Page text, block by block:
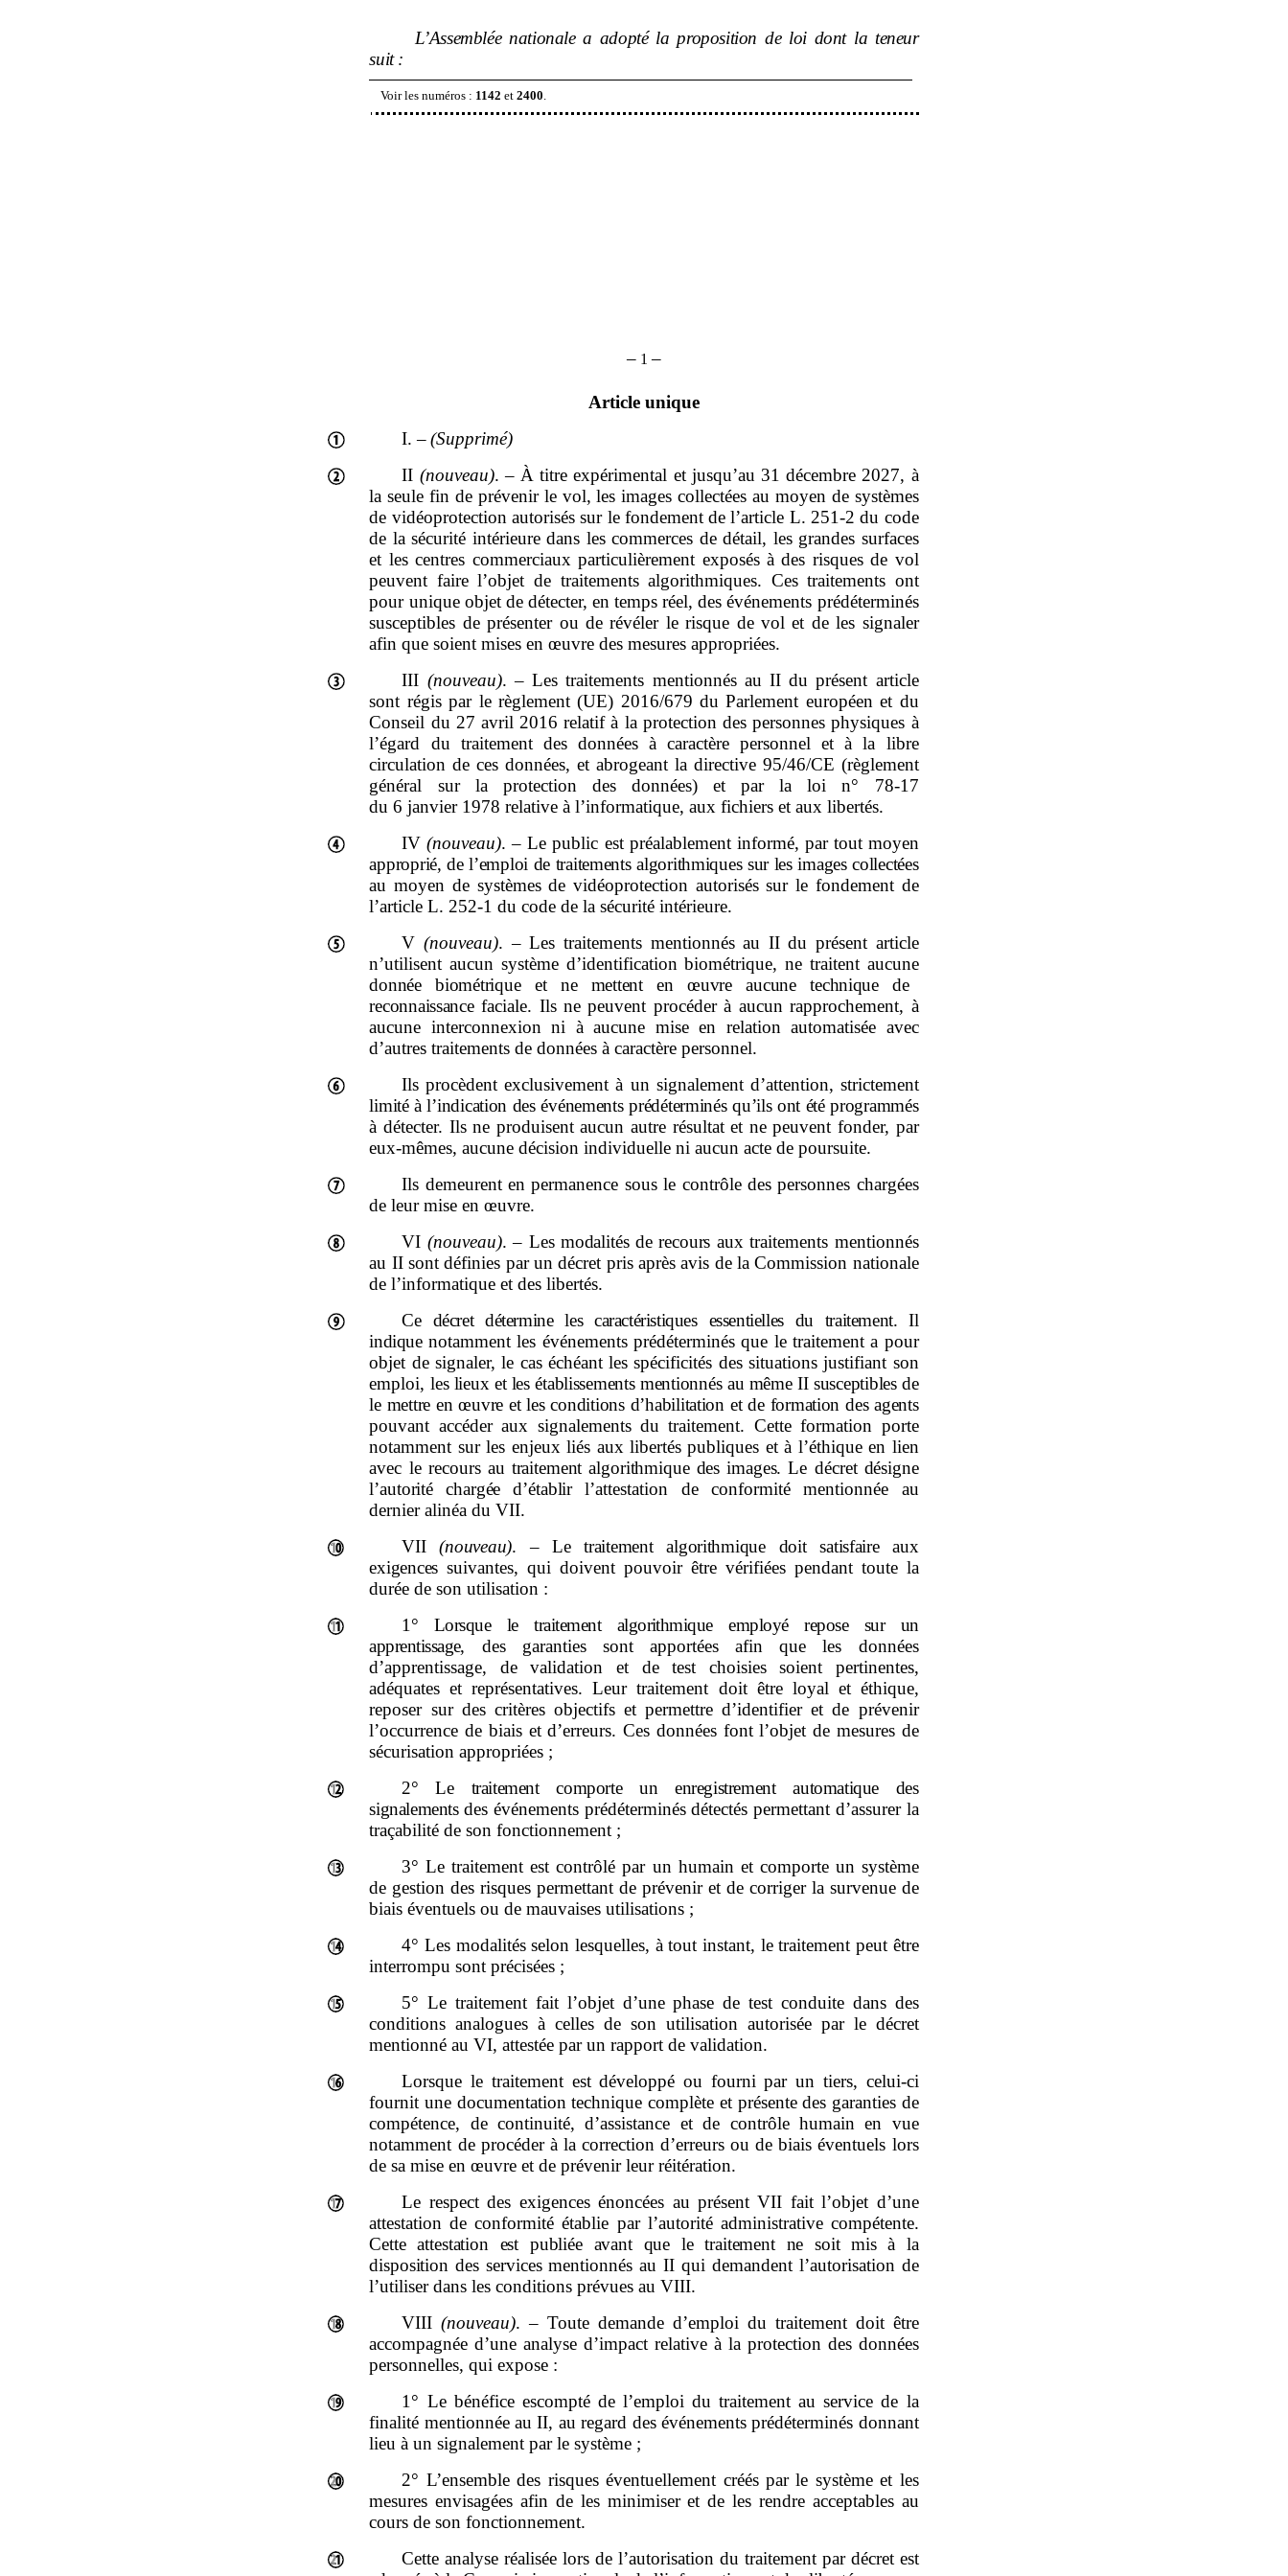
L’Assemblée nationale a adopté la proposition de loi dont la teneur
suit :
Voir les numéros : 1142 et2400
– 1 –
Article unique
I. – (Supprimé)
II (nouveau). – À titre expérimental et jusqu’au 31 décembre 2027, à
la seule fin de prévenir le vol, les images collectées au moyen de systèmes
de vidéoprotection autorisés sur le fondement de l’article L. 251‑2 du code
de la sécurité intérieure dans les commerces de détail, les grandes surfaces
et les centres commerciaux particulièrement exposés à des risques de vol
peuvent faire l’objet de traitements algorithmiques. Ces traitements ont
pour unique objet de détecter, en temps réel, des événements prédéterminés
susceptibles de présenter ou de révéler le risque de vol et de les signaler
afin que soient mises en œuvre des mesures appropriées.
III (nouveau). – Les traitements mentionnés au II du présent article
sont régis par le règlement (UE) 2016/679 du Parlement européen et du
Conseil du 27 avril 2016 relatif à la protection des personnes physiques à
l’égard du traitement des données à caractère personnel et à la libre
circulation de ces données, et abrogeant la directive 95/46/CE (règlement
général sur la protection des données) et par la loi n° 78‑17
du 6 janvier 1978 relative à l’informatique, aux fichiers et aux libertés.
IV(nouveau). – Le public est préalablement informé, par tout moyen
approprié, de l’emploi de traitements algorithmiques sur les images collectées
au moyen de systèmes de vidéoprotection autorisés sur le fondement de
l’article L. 252‑1 du code de la sécurité intérieure.
V(nouveau). – Les traitements mentionnés au II du présent article
n’utilisent aucun système d’identification biométrique, ne traitent aucune
donnée biométrique et ne mettent en œuvre aucune technique de
reconnaissancefaciale. Ils ne peuvent procéder à aucun rapprochement, à
aucune interconnexion ni à aucune mise en relation automatisée avec
d’autres traitements de données à caractère personnel.
Ils procèdent exclusivement à un signalement d’attention, strictement
limité à l’indication des événements prédéterminés qu’ils ont été programmés
à détecter. Ils ne produisent aucun autre résultat et ne peuvent fonder, par
eux‑mêmes, aucune décision individuelle ni aucun acte de poursuite.
Ils demeurent en permanence sous le contrôle des personnes chargées
de leur mise en œuvre.
VI (nouveau). – Les modalités de recours aux traitements mentionnés
au II sont définies par un décret pris après avis de la Commission nationale
de l’informatique et des libertés.
Ce décret détermine les caractéristiques essentielles du traitement. Il
indiquenotamment les événements prédéterminés que le traitement a pour
objet de signaler, le cas échéant les spécificités des situations justifiant son
emploi,les lieux et les établissements mentionnés au même II susceptibles de
le mettre en œuvre et les conditions d’habilitation et de formation des agents
pouvant accéder aux signalements du traitement. Cette formation porte
notamment sur les enjeux liés aux libertés publiques et à l’éthique en lien
avec le recours au traitement algorithmique des images.Le décretdésigne
l’autorité chargée d’établirl’attestation de conformité mentionnée au
dernier alinéa du VII.
VII
(nouveau). –
Le traitement algorithmique doit satisfaire aux
exigences suivantes, qui doivent pouvoir être vérifiées pendant toute la
durée de son utilisation :
1°
Lorsque le traitement algorithmique employé repose sur un
apprentissage, des garanties sont apportées afin que les données
d’apprentissage, de validation et de test choisies soient pertinentes,
adéquates et représentatives. Leur traitement doit être loyal et éthique,
reposer sur des critères objectifs et permettre d’identifier et de prévenir
l’occurrence de biais et d’erreurs. Ces données font l’objet de mesures de
sécurisation appropriées ;
2°
Le traitement comporte un enregistrement automatique des
signalementsdes événements prédéterminés détectés permettant d’assurer la
traçabilité de son fonctionnement ;
3° Le traitement est contrôlé par un humain et comporte un système
de gestion des risques permettant de prévenir et de corriger la survenue de
biais éventuels ou de mauvaises utilisations ;
4° Les modalités selon lesquelles, à tout instant, le traitement peut être
interrompu sont précisées ;
5° Le traitement fait l’objet d’une phase de test conduite dans des
conditions analogues à celles de son utilisation autorisée par le décret
mentionné au VI, attestée par un rapport de validation.
Lorsque le traitement est développé ou fourni par un tiers, celui-ci
fournit une documentation technique complète et présente des garanties de
compétence, de continuité, d’assistance et de contrôle humain en vue
notamment de procéder à la correction d’erreurs ou de biais éventuels lors
de sa mise en œuvre et de prévenir leur réitération.
Le respect des exigences énoncées au présent VII fait l’objet d’une
attestation de conformité établie par l’autorité administrative compétente.
Cette attestation est publiée avant que le traitement ne soit mis à la
disposition des services mentionnés au II qui demandent l’autorisation de
l’utiliser dans les conditions prévues au VIII.
VIII(nouveau). – Toute demande d’emploi du traitement doit être
accompagnée d’une analyse d’impact relative à la protection des données
personnelles, qui expose :
1° Le bénéfice escompté de l’emploi du traitement au service de la
finalité mentionnée au II, au regard des événements prédéterminés donnant
lieu à un signalement par le système ;
2° L’ensemble des risques éventuellement créés par le système et les
mesures envisagées afin de les minimiser et de les rendre acceptables au
cours de son fonctionnement.
Cette analyse réalisée lors de l’autorisation du traitement par décret est